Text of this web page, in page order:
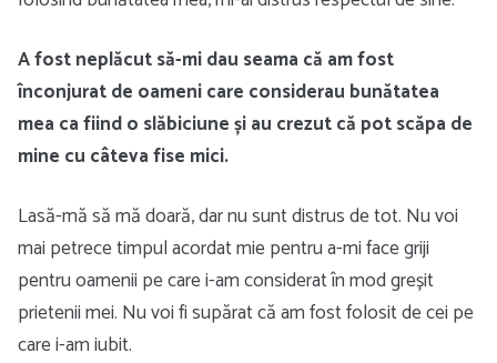
A fost neplăcut să-mi dau seama că am fost
înconjurat de oameni care considerau bunătatea
mea ca fiind o slăbiciune și au crezut că pot scăpa de
mine cu câteva fise mici.
Lasă-mă să mă doară, dar nu sunt distrus de tot. Nu voi
mai petrece timpul acordat mie pentru a-mi face griji
pentru oamenii pe care i-am considerat în mod greșit
prietenii mei. Nu voi fi supărat că am fost folosit de cei pe
care i-am iubit.